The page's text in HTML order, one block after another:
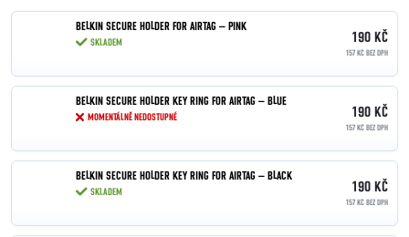
BELKIN SECURE HOLDER FOR AIRTAG – PINK
SKLADEM 190 KČ
157 KČ BEZ DPH
BELKIN SECURE HOLDER KEY RING FOR AIRTAG – BLUE
MOMENTÁLNĚ NEDOSTUPNÉ 190 KČ
157 KČ BEZ DPH
BELKIN SECURE HOLDER KEY RING FOR AIRTAG – BLACK
SKLADEM 190 KČ
157 KČ BEZ DPH